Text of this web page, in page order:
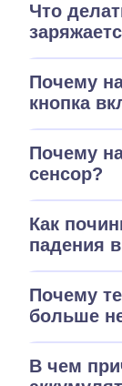
Что
Почему
кнопка
Почему
сенсор?
Как
падения
Почему
больше
В чем